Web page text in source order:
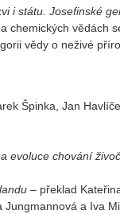
i státu. Josefinské
vědách
vědy o neživé
Špinka, Jan
evoluce chování
– překlad
Jungmannová a Iva